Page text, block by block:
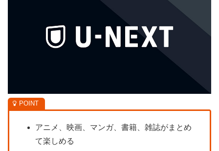
アニメ、映画、マンガ、書籍、雑誌がまとめ
て楽しめる